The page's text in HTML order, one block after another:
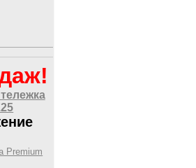
Premium